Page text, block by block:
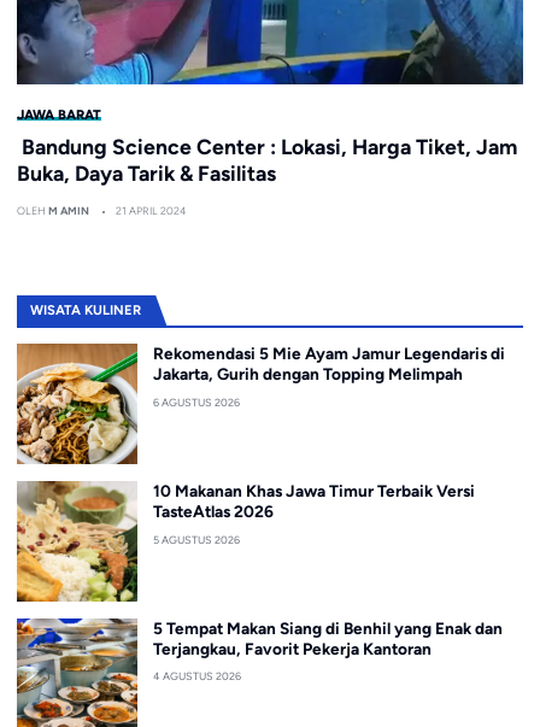
JAWA BARAT
Bandung Science Center : Lokasi, Harga Tiket, Jam
Buka, Daya Tarik & Fasilitas
OLEH M AMIN 21 APRIL 2024
WISATA KULINER
Rekomendasi 5 Mie Ayam Jamur Legendaris di
Jakarta, Gurih dengan Topping Melimpah
6 AGUSTUS 2026
10 Makanan Khas Jawa Timur Terbaik Versi
TasteAtlas 2026
5 AGUSTUS 2026
5 Tempat Makan Siang di Benhil yang Enak dan
Terjangkau, Favorit Pekerja Kantoran
4 AGUSTUS 2026